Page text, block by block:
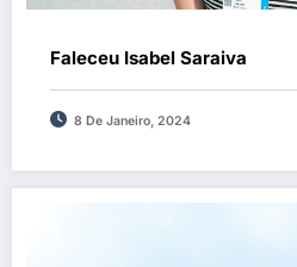
Faleceu Isabel Saraiva
8 De Janeiro, 2024